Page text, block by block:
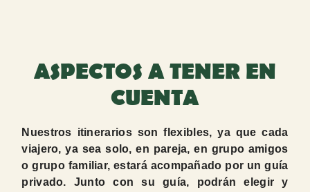
ASPECTOS A TENER EN
CUENTA
Nuestros itinerarios son flexibles, ya que cada
viajero, ya sea solo, en pareja, en grupo amigos
o grupo familiar, estará acompañado por un guía
privado. Junto con su guía, podrán elegir y